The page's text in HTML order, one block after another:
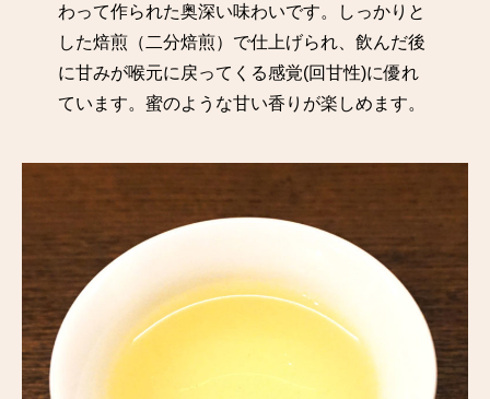
わって作られた奥深い味わいです。しっかりと
した焙煎（二分焙煎）で仕上げられ、飲んだ後
に甘みが喉元に戻ってくる感覚(回甘性)に優れ
ています。蜜のような甘い香りが楽しめます。